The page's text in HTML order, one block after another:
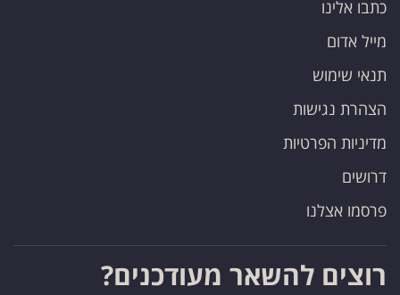
כתבו אלינו
מייל אדום
תנאי שימוש
הצהרת נגישות
מדיניות הפרטיות
דרושים
פרסמו אצלנו
רוצים להשאר מעודכנים?